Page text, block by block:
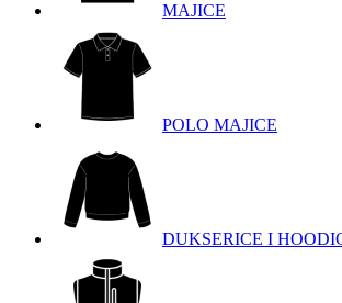
MAJICE
POLO MAJICE
DUKSERICE I